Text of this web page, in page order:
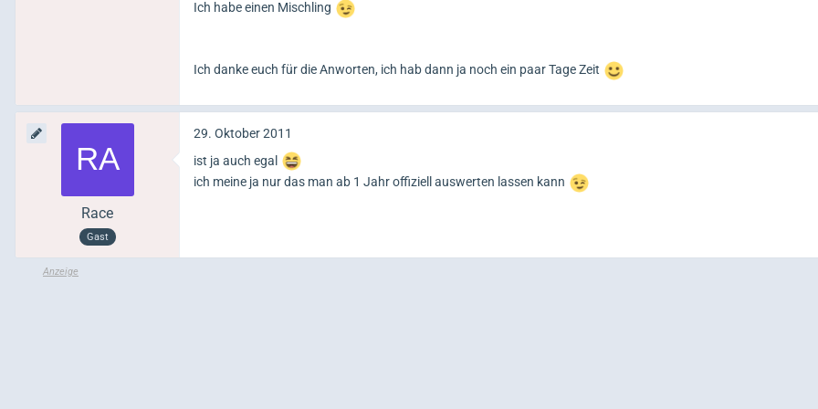
Ich habe einen Mischling
Ich danke euch für die Anworten, ich hab dann ja noch ein paar Tage Zeit
Race
Gast
29. Oktober 2011
ist ja auch egal
ich meine ja nur das man ab 1 Jahr offiziell auswerten lassen kann